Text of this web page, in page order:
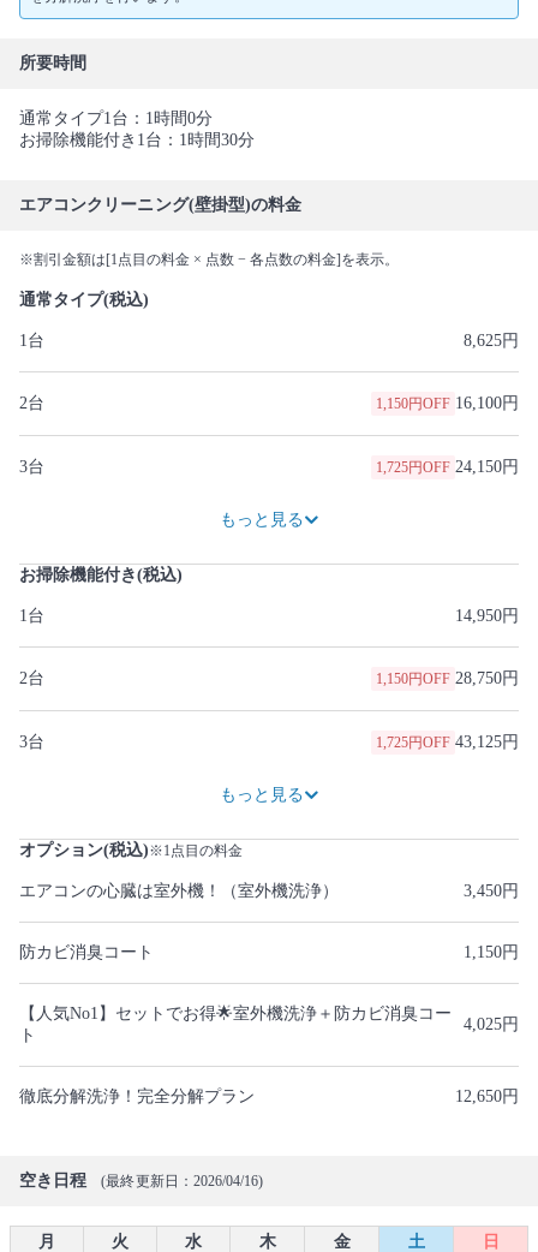
所要時間
通常タイプ1台：1時間0分
お掃除機能付き1台：1時間30分
エアコンクリーニング(壁掛型)の料金
※割引金額は[1点目の料金 × 点数 − 各点数の料金]を表示。
通常タイプ(税込)
1台 8,625円
2台 1,150円OFF 16,100円
3台 1,725円OFF 24,150円
もっと見る
お掃除機能付き(税込)
1台 14,950円
2台 1,150円OFF 28,750円
3台 1,725円OFF 43,125円
もっと見る
オプション(税込)※1点目の料金
エアコンの心臓は室外機！（室外機洗浄） 3,450円
防カビ消臭コート 1,150円
【人気No1】セットでお得🌟室外機洗浄＋防カビ消臭コー
ト
4,025円
徹底分解洗浄！完全分解プラン 12,650円
空き日程 (最終更新日：2026/04/16)
月 火 水 木 金 土
日